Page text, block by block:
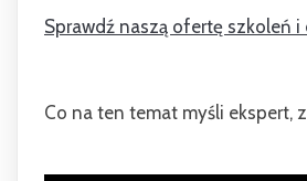
Sprawdź naszą ofertę szkoleń i
Co na ten temat myśli ekspert,